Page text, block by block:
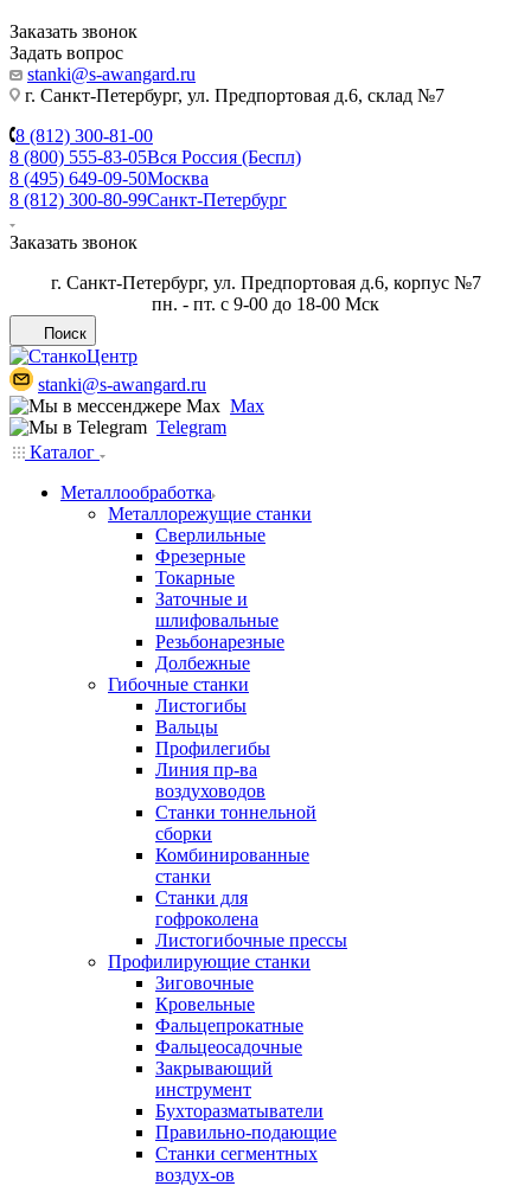
Заказать звонок
Задать вопрос
stanki@s-awangard.ru
г. Санкт-Петербург, ул. Предпортовая д.6, склад №7
8 (812) 300-81-00
8 (800) 555-83-05Вся Россия (Беспл)
8 (495) 649-09-50Москва
8 (812) 300-80-99Санкт-Петербург
Заказать звонок
г. Санкт-Петербург, ул. Предпортовая д.6, корпус №7
пн. - пт. с 9-00 до 18-00 Мск
Поиск
stanki@s-awangard.ru
Max
Telegram
Каталог
Металлообработка
Металлорежущие станки
Сверлильные
Фрезерные
Токарные
Заточные и
шлифовальные
Резьбонарезные
Долбежные
Гибочные станки
Листогибы
Вальцы
Профилегибы
Линия пр-ва
воздуховодов
Станки тоннельной
сборки
Комбинированные
станки
Станки для
гофроколена
Листогибочные прессы
Профилирующие станки
Зиговочные
Кровельные
Фальцепрокатные
Фальцеосадочные
Закрывающий
инструмент
Бухторазматыватели
Правильно-подающие
Станки сегментных
воздух-ов